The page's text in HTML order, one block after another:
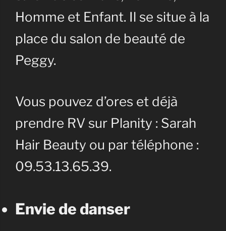
Homme et Enfant. Il se situe à la
place du salon de beauté de
Peggy.
Vous pouvez d’ores et déjà
prendre RV sur Planity : Sarah
Hair Beauty ou par téléphone :
09.53.13.65.39.
Envie de danser